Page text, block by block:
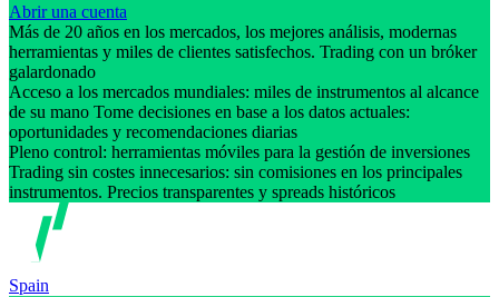
Abrir una cuenta
Más de 20 años en los mercados, los mejores análisis, modernas
herramientas y miles de clientes satisfechos. Trading con un bróker
galardonado
Acceso a los mercados mundiales: miles de instrumentos al alcance
de su mano Tome decisiones en base a los datos actuales:
oportunidades y recomendaciones diarias
Pleno control: herramientas móviles para la gestión de inversiones
Trading sin costes innecesarios: sin comisiones en los principales
instrumentos. Precios transparentes y spreads históricos
Spain